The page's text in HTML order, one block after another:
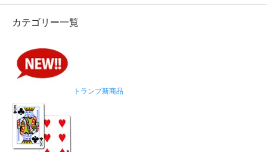
カテゴリー一覧
トランプ新商品